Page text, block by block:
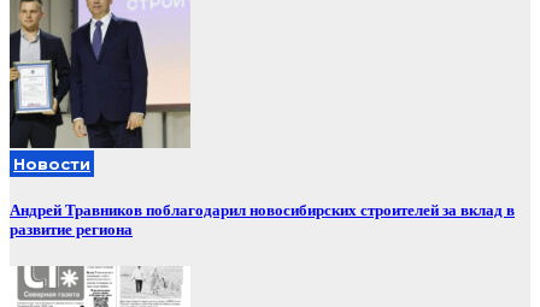
Новости
Андрей Травников поблагодарил новосибирских строителей за вклад в
развитие региона